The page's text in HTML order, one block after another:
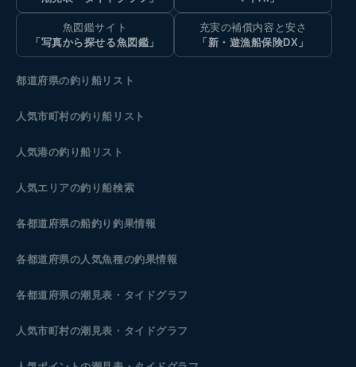
魚図鑑サイト
「写真から探せる魚図鑑」
充実の補償内容と安さ
「新・遊漁船保険DX」
都道府県の釣り船リスト
人気市町村の釣り船リスト
人気港の釣り船リスト
人気エリアの釣り船検索
各都道府県の船釣り釣果情報
各都道府県の人気魚種の釣果情報
各都道府県の潮見表 ・タイドグラフ
人気市町村の潮見表・タイドグラフ